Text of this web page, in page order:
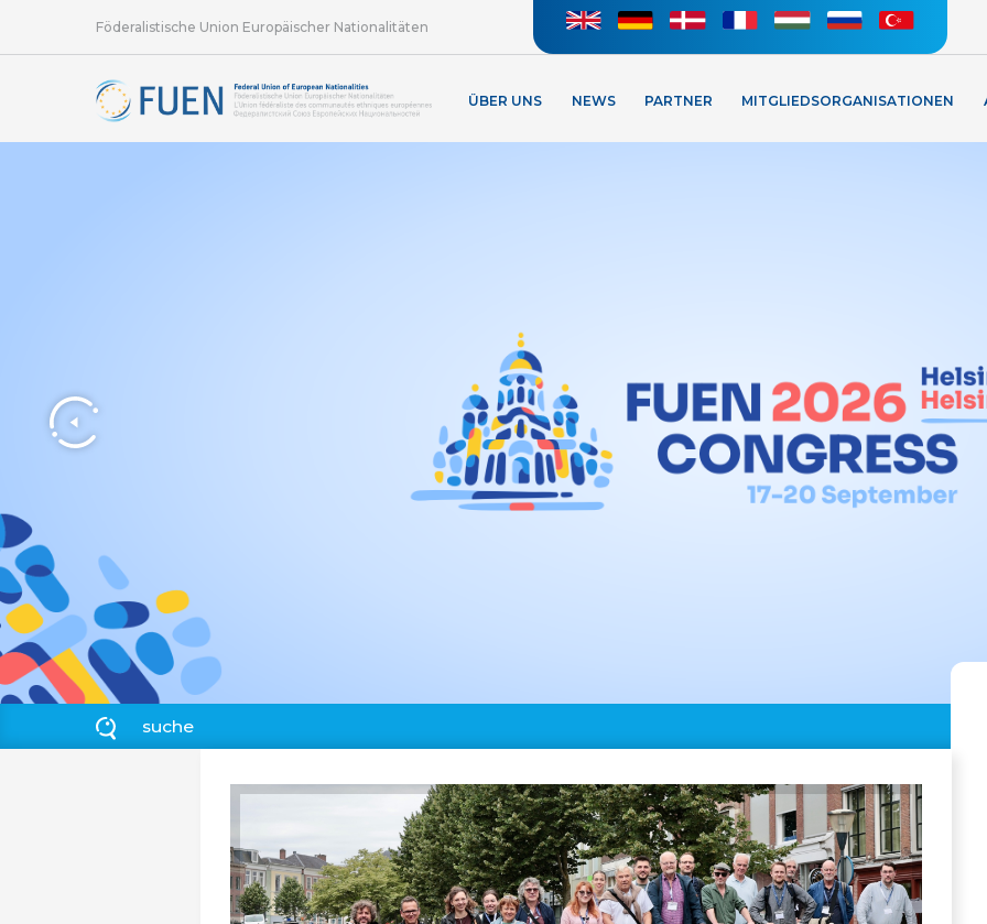
Föderalistische Union Europäischer Nationalitäten
ÜBER UNS NEWS PARTNER MITGLIEDSORGANISATIONEN